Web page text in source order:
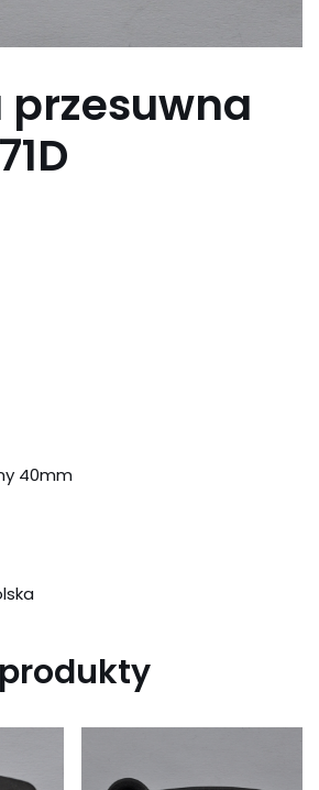
40mm